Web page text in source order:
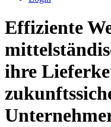
Effiziente
ihre